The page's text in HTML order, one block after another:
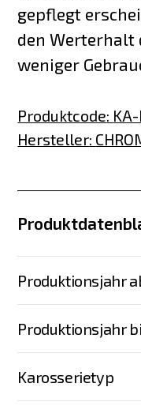
gepflegt
den Werterhalt
weniger
Produktcode:
Hersteller:
Produktionsjahr
Produktionsjahr
Karosserietyp